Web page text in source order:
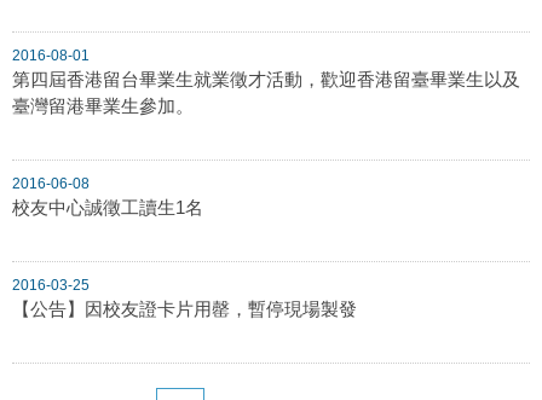
2016-08-01
第四屆香港留台畢業生就業徵才活動，歡迎香港留臺畢業生以及
臺灣留港畢業生參加。
2016-06-08
校友中心誠徵工讀生1名
2016-03-25
【公告】因校友證卡片用罄，暫停現場製發